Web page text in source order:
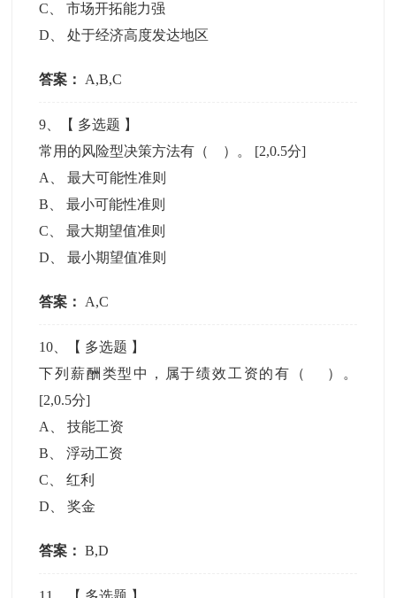
C 、市场开拓能力强
D 、处于经济高度发达地区
答案： A,B,C
9 、【 多选题 】
常用的风险型决策方法有（ ）。 [2,0.5分]
A
、最大可能性准则
B 、最小可能性准则
C 、最大期望值准则
D 、最小期望值准则
答案： A,C
10 、【 多选题 】
下列薪酬类型中，属于绩效工资的有（ ）。
[2,0.5分]
A
、技能工资
B 、浮动工资
C 、红利
D 、奖金
答案： B,D